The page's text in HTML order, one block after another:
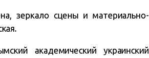
зеркало сцены и материально-
академический украинский